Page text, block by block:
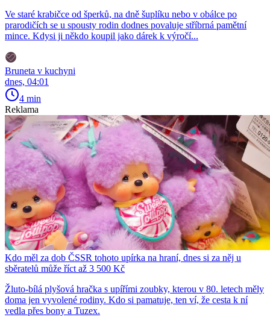
Ve staré krabičce od šperků, na dně šuplíku nebo v obálce po
prarodičích se u spousty rodin dodnes povaluje stříbrná pamětní
mince. Kdysi ji někdo koupil jako dárek k výročí...
Bruneta v kuchyni
dnes, 04:01
4 min
Reklama
Kdo měl za dob ČSSR tohoto upírka na hraní, dnes si za něj u
sběratelů může říct až 3 500 Kč
Žluto-bílá plyšová hračka s upířími zoubky, kterou v 80. letech měly
doma jen vyvolené rodiny. Kdo si pamatuje, ten ví, že cesta k ní
vedla přes bony a Tuzex.